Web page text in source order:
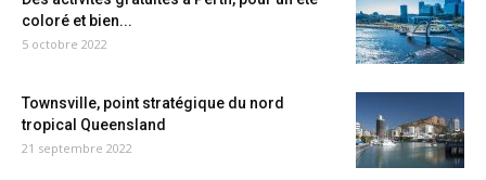
coloré et bien...
5 octobre 2022
Townsville, point stratégique du nord
tropical Queensland
21 septembre 2022